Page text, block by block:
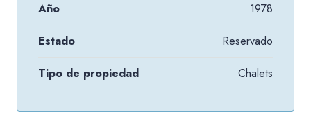
Año 1978
Estado Reservado
Tipo de propiedad Chalets